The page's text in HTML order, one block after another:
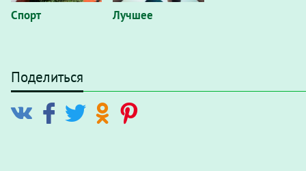
Спорт Лучшее
Поделиться